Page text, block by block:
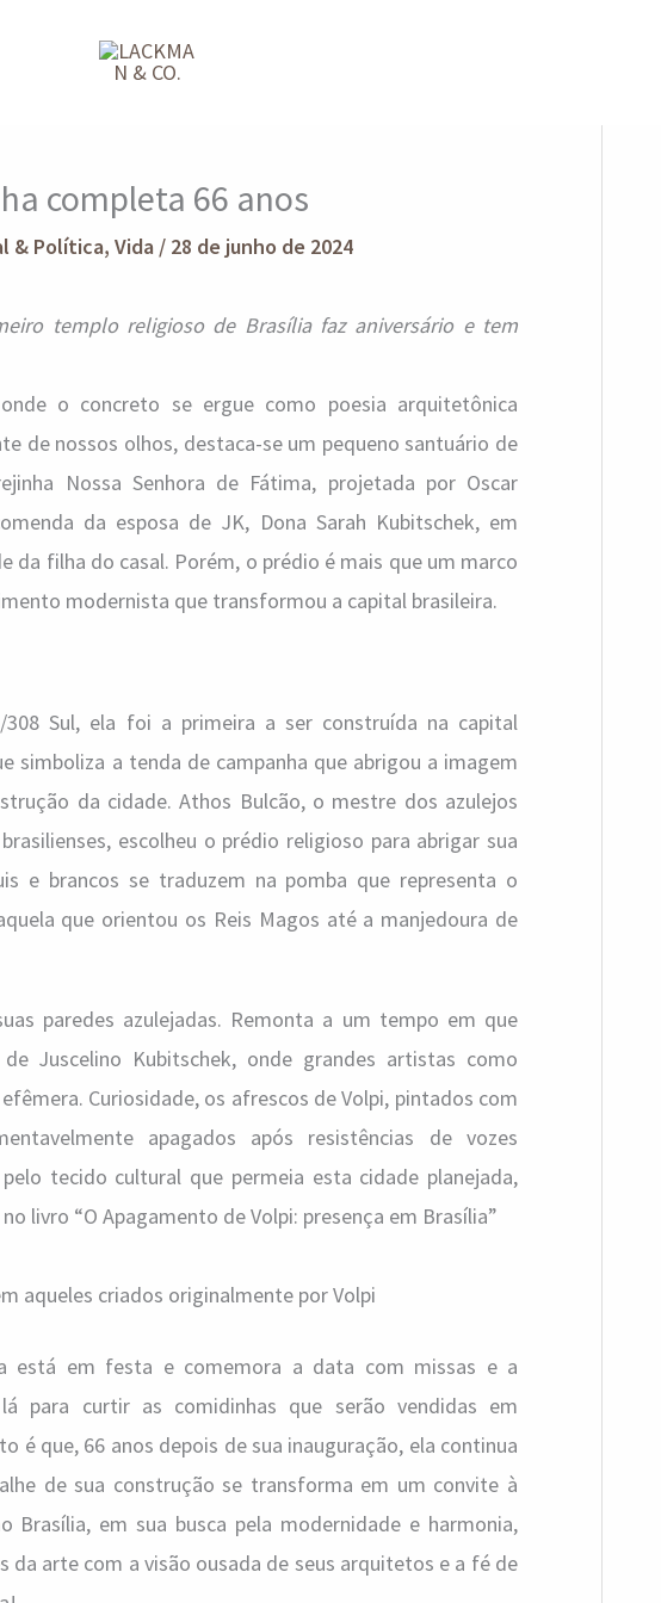
completa 66 anos
& Política, Vida / 28 de junho de 2024
templo religioso de Brasília faz aniversário e tem
o concreto se ergue como poesia arquitetônica
de nossos olhos, destaca-se um pequeno santuário de
Nossa Senhora de Fátima, projetada por Oscar
da esposa de JK, Dona Sarah Kubitschek, em
da filha do casal. Porém, o prédio é mais que um marco
modernista que transformou a capital brasileira.
Sul, ela foi a primeira a ser construída na capital
simboliza a tenda de campanha que abrigou a imagem
da cidade. Athos Bulcão, o mestre dos azulejos
escolheu o prédio religioso para abrigar sua
e brancos se traduzem na pomba que representa o
que orientou os Reis Magos até a manjedoura de
paredes azulejadas. Remonta a um tempo em que
Juscelino Kubitschek, onde grandes artistas como
Curiosidade, os afrescos de Volpi, pintados com
apagados após resistências de vozes
tecido cultural que permeia esta cidade planejada,
livro “O Apagamento de Volpi: presença em Brasília”
aqueles criados originalmente por Volpi
está em festa e comemora a data com missas e a
para curtir as comidinhas que serão vendidas em
é que, 66 anos depois de sua inauguração, ela continua
de sua construção se transforma em um convite à
em sua busca pela modernidade e harmonia,
da arte com a visão ousada de seus arquitetos e a fé de